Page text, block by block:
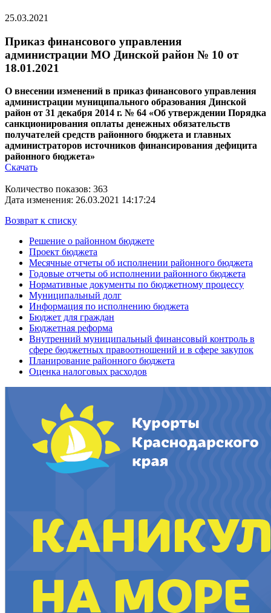
25.03.2021
Приказ финансового управления
администрации МО Динской район № 10 от
18.01.2021
О внесении изменений в приказ финансового управления
администрации муниципального образования Динской
район от 31 декабря 2014 г. № 64 «Об утверждении Порядка
санкционирования оплаты денежных обязательств
получателей средств районного бюджета и главных
администраторов источников финансирования дефицита
районного бюджета»
Скачать
Количество показов: 363
Дата изменения: 26.03.2021 14:17:24
Возврат к списку
Решение о районном бюджете
Проект бюджета
Месячные отчеты об исполнении районного бюджета
Годовые отчеты об исполнении районного бюджета
Нормативные документы по бюджетному процессу
Муниципальный долг
Информация по исполнению бюджета
Бюджет для граждан
Бюджетная реформа
Внутренний муниципальный финансовый контроль в
сфере бюджетных правоотношений и в сфере закупок
Планирование районного бюджета
Оценка налоговых расходов